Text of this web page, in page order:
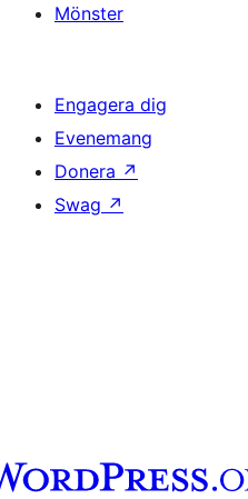
Mönster
Engagera dig
Evenemang
Donera ↗
Swag ↗